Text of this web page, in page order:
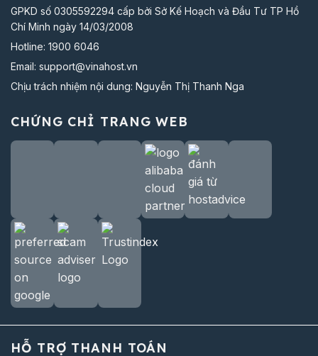
GPKD số 0305592294 cấp bởi Sở Kế Hoạch và Đầu Tư TP Hồ
Chí Minh ngày 14/03/2008
Hotline: 1900 6046
Email: support@vinahost.vn
Chịu trách nhiệm nội dung: Nguyễn Thị Thanh Nga
CHỨNG CHỈ TRANG WEB
HỖ TRỢ THANH TOÁN